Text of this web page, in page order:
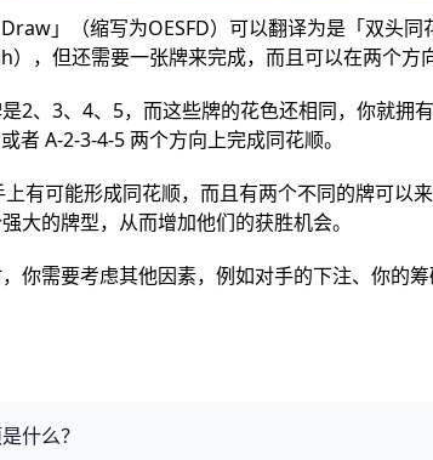
」（缩写为OESFD）可以翻译为是「双头
，但还需要一张牌来完成，而且可以在两个方
2、3、4、5，而这些牌的花色还相同，你就拥
者 A-2-3-4-5 两个方向上完成同花顺。
上有可能形成同花顺，而且有两个不同的牌可
大的牌型，从而增加他们的获胜机会。
你需要考虑其他因素，例如对手的下注、你的
什么？